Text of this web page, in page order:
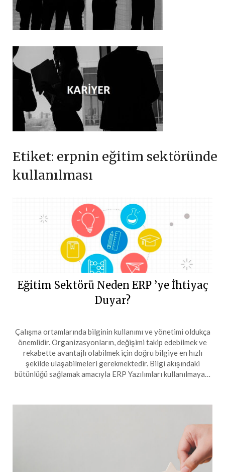
Etiket: erpnin eğitim sektöründe
kullanılması
Eğitim Sektörü Neden ERP ’ye İhtiyaç
Duyar?
Çalışma ortamlarında bilginin kullanımı ve yönetimi oldukça
önemlidir. Organizasyonların, değişimi takip edebilmek ve
rekabette avantajlı olabilmek için doğru bilgiye en hızlı
şekilde ulaşabilmeleri gerekmektedir. Bilgi akışındaki
bütünlüğü sağlamak amacıyla ERP Yazılımları kullanılmaya…